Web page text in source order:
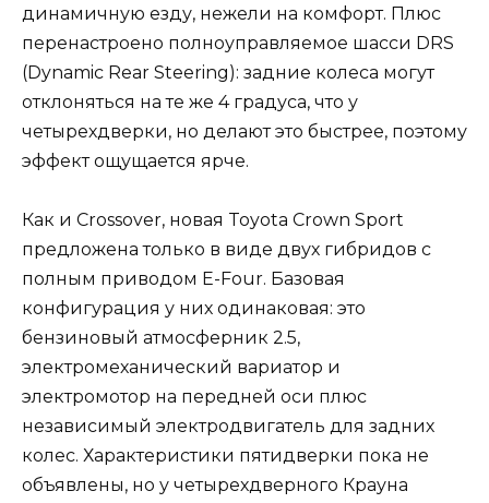
динамичную езду, нежели на комфорт. Плюс
перенастроено полноуправляемое шасси DRS
(Dynamic Rear Steering): задние колеса могут
отклоняться на те же 4 градуса, что у
четырехдверки, но делают это быстрее, поэтому
эффект ощущается ярче.
Как и Crossover, новая Toyota Crown Sport
предложена только в виде двух гибридов с
полным приводом E-Four. Базовая
конфигурация у них одинаковая: это
бензиновый атмосферник 2.5,
электромеханический вариатор и
электромотор на передней оси плюс
независимый электродвигатель для задних
колес. Характеристики пятидверки пока не
объявлены, но у четырехдверного Крауна